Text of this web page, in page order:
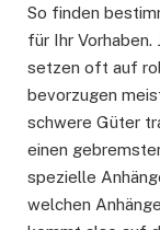
So finden
für Ihr Vorhaben.
setzen oft auf
bevorzugen
schwere Güter
einen
spezielle
welchen